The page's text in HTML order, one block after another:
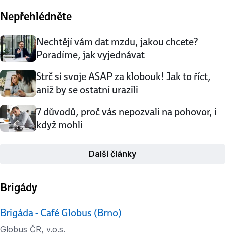
rozhodla trochu odkrýt své zákulisí. Školitelé Kateřina
nováčci postupně projdou. Oba to …
Nepřehlédněte
Nechtějí vám dat mzdu, jakou chcete?
Poradíme, jak vyjednávat
Strč si svoje ASAP za klobouk! Jak to říct,
aniž by se ostatní urazili
7 důvodů, proč vás nepozvali na pohovor, i
když mohli
Další články
Brigády
Brigáda - Café Globus (Brno)
Globus ČR, v.o.s.